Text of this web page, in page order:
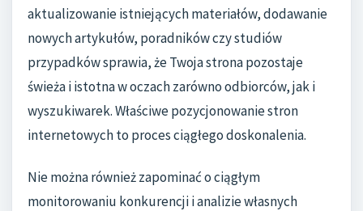
aktualizowanie istniejących materiałów, dodawanie
nowych artykułów, poradników czy studiów
przypadków sprawia, że Twoja strona pozostaje
świeża i istotna w oczach zarówno odbiorców, jak i
wyszukiwarek. Właściwe pozycjonowanie stron
internetowych to proces ciągłego doskonalenia.
Nie można również zapominać o ciągłym
monitorowaniu konkurencji i analizie własnych